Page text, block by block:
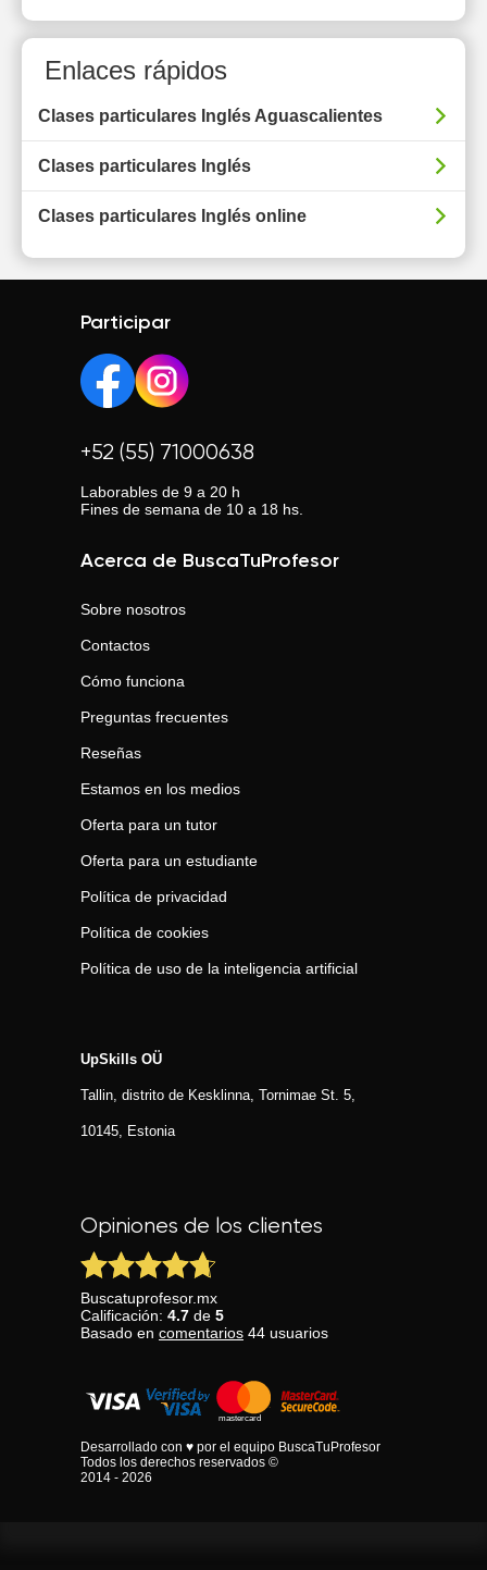
Enlaces rápidos
Clases particulares Inglés Aguascalientes
Clases particulares Inglés
Clases particulares Inglés online
Participar
+52 (55) 71000638
Laborables de 9 a 20 h
Fines de semana de 10 a 18 hs.
Acerca de BuscaTuProfesor
Sobre nosotros
Contactos
Cómo funciona
Preguntas frecuentes
Reseñas
Estamos en los medios
Oferta para un tutor
Oferta para un estudiante
Política de privacidad
Política de cookies
Política de uso de la inteligencia artificial
UpSkills OÜ
Tallin, distrito de Kesklinna, Tornimаe St. 5,
10145, Estonia
Opiniones de los clientes
Buscatuprofesor.mx
Calificación: 4.7 de 5
Basado en comentarios 44 usuarios
Desarrollado con ♥ por el equipo BuscaTuProfesor
Todos los derechos reservados ©
2014 - 2026